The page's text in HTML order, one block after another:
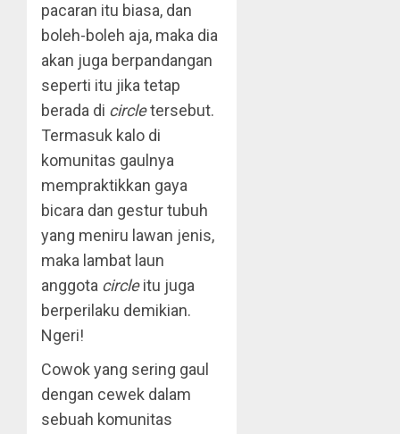
pacaran itu biasa, dan
boleh-boleh aja, maka dia
akan juga berpandangan
seperti itu jika tetap
berada di circletersebut.
Termasuk kalo di
komunitas gaulnya
mempraktikkan gaya
bicara dan gestur tubuh
yang meniru lawan jenis,
maka lambat laun
anggota circleitu juga
berperilaku demikian.
Ngeri!
Cowok yang sering gaul
dengan cewek dalam
sebuah komunitas